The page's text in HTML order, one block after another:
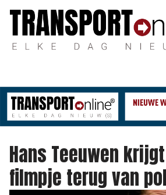
Hans Teeuwen
filmpje terug van